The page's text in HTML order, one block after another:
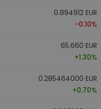
0.894912 EUR
-0.10%
65.660 EUR
+1.30%
0.285464000 EUR
+0.70%